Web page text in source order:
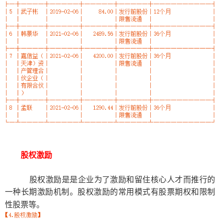
股权激励
股权激励是是企业为了激励和留住核心人才而推行的
一种长期激励机制 。 股权激励的常用模式有股票期权和 限制
性股票等。